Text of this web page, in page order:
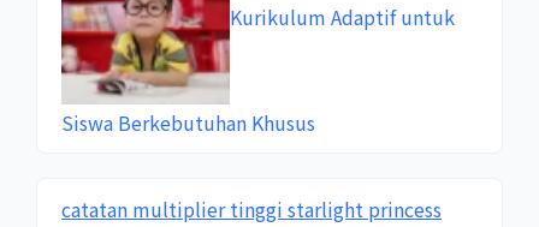
Kurikulum Adaptif untuk
Siswa Berkebutuhan Khusus
catatan multiplier tinggi starlight princess